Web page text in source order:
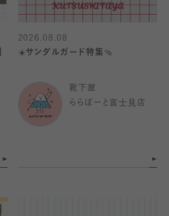
2026.08.08
☀️サンダルガード特集🩴
靴下屋
ららぽーと富士見店